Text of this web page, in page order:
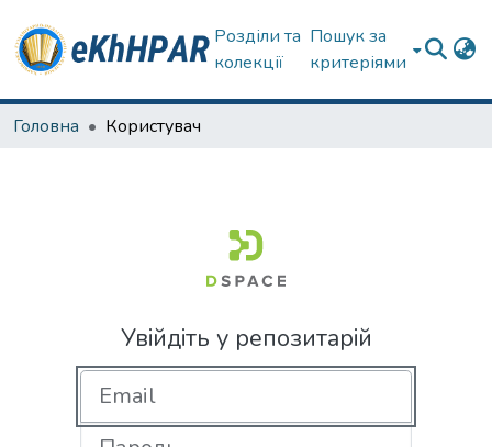
Розділи та
колекції
Пошук за
критеріями
Головна Користувач
Увійдіть у репозитарій